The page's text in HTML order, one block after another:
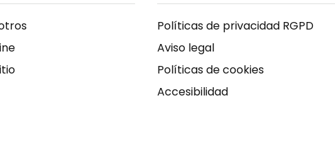
Políticas de privacidad RGPD
Aviso legal
Políticas de cookies
Accesibilidad